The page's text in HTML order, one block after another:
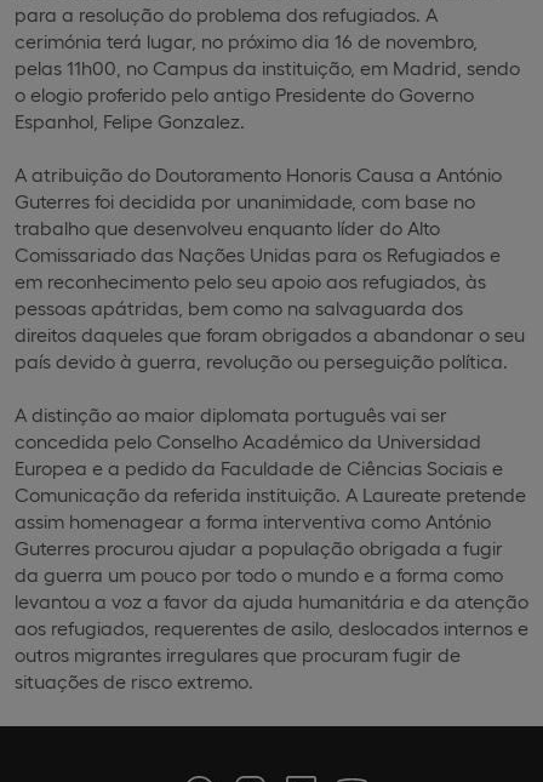
para a resolução do problema dos refugiados. A
cerimónia terá lugar, no próximo dia 16 de novembro,
pelas 11h00, no Campus da instituição, em Madrid, sendo
o elogio proferido pelo antigo Presidente do Governo
Espanhol, Felipe Gonzalez.
A atribuição do Doutoramento Honoris Causa a António
Guterres foi decidida por unanimidade, com base no
trabalho que desenvolveu enquanto líder do Alto
Comissariado das Nações Unidas para os Refugiados e
em reconhecimento pelo seu apoio aos refugiados, às
pessoas apátridas, bem como na salvaguarda dos
direitos daqueles que foram obrigados a abandonar o seu
país devido à guerra, revolução ou perseguição política.
A distinção ao maior diplomata português vai ser
concedida pelo Conselho Académico da Universidad
Europea e a pedido da Faculdade de Ciências Sociais e
Comunicação da referida instituição. A Laureate pretende
assim homenagear a forma interventiva como António
Guterres procurou ajudar a população obrigada a fugir
da guerra um pouco por todo o mundo e a forma como
levantou a voz a favor da ajuda humanitária e da atenção
aos refugiados, requerentes de asilo, deslocados internos e
outros migrantes irregulares que procuram fugir de
situações de risco extremo.